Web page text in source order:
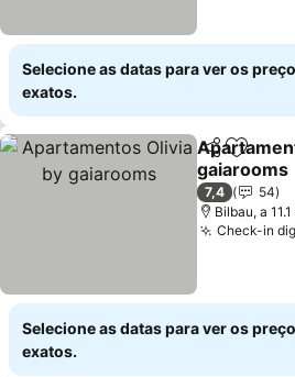
Selecione as datas para ver os
exatos.
Partilhar
gaiarooms
Ver preços
7,4
54
Bilbau, a
Check-in
Selecione as datas para ver os
exatos.